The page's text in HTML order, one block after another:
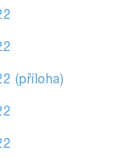
(příloha)